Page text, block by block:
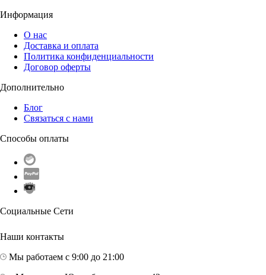
Информация
О нас
Доставка и оплата
Политика конфиденциальности
Договор оферты
Дополнительно
Блог
Связаться с нами
Способы оплаты
Социальные Сети
Наши контакты
Мы работаем с 9:00 до 21:00